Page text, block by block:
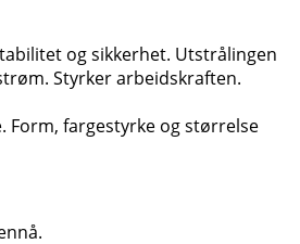
og sikkerhet. Utstrålingen
Styrker arbeidskraften.
Form, fargestyrke og størrelse